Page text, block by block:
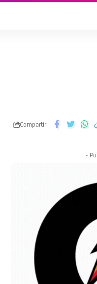
Compartir
-